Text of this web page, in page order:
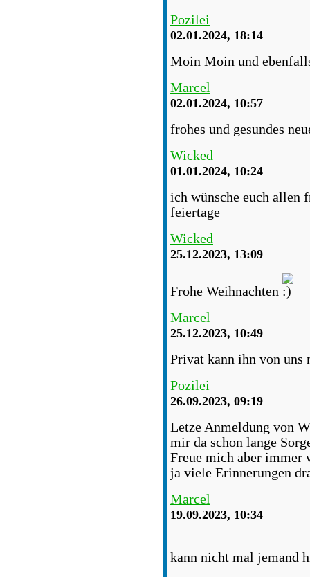
Pozilei
02.01.2024, 18:14
Moin Moin und
Marcel
02.01.2024, 10:57
frohes und gesundes
Wicked
01.01.2024, 10:24
ich wünsche euch allen
feiertage
Wicked
25.12.2023, 13:09
Frohe Weihnachten
Marcel
25.12.2023, 10:49
Privat kann ihn von uns
Pozilei
26.09.2023, 09:19
Letze Anmeldung von
mir da schon lange
Freue mich aber immer
ja viele Erinnerungen
Marcel
19.09.2023, 10:34
kann nicht mal jemand